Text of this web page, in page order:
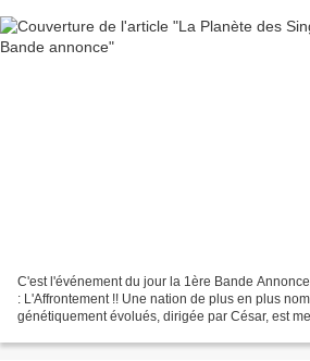
C'est l'événement du jour la 1ère Bande
: L'Affrontement !! Une nation de plus en plus
génétiquement évolués, dirigée par César, est